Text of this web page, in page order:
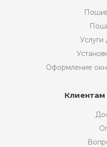
Услуги
Оформление